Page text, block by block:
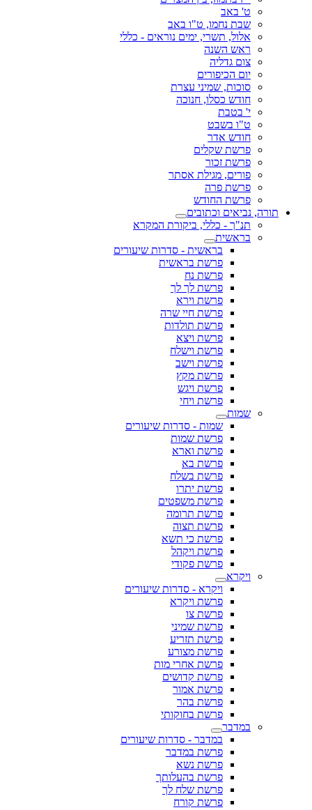
ט' באב
שבת נחמו, ט"ו באב
אלול, תשרי, ימים נוראים - כללי
ראש השנה
צום גדליה
יום הכיפורים
סוכות, שמיני עצרת
חודש כסלו, חנוכה
י' בטבת
ט"ו בשבט
חודש אדר
פרשת שקלים
פרשת זכור
פורים, מגילת אסתר
פרשת פרה
פרשת החודש
תורה, נביאים וכתובים
תנ"ך - כללי, ביקורת המקרא
בראשית
בראשית - סדרות שיעורים
פרשת בראשית
פרשת נח
פרשת לך לך
פרשת וירא
פרשת חיי שרה
פרשת תולדות
פרשת ויצא
פרשת וישלח
פרשת וישב
פרשת מקץ
פרשת ויגש
פרשת ויחי
שמות
שמות - סדרות שיעורים
פרשת שמות
פרשת וארא
פרשת בא
פרשת בשלח
פרשת יתרו
פרשת משפטים
פרשת תרומה
פרשת תצוה
פרשת כי תשא
פרשת ויקהל
פרשת פקודי
ויקרא
ויקרא - סדרות שיעורים
פרשת ויקרא
פרשת צו
פרשת שמיני
פרשת תזריע
פרשת מצורע
פרשת אחרי מות
פרשת קדושים
פרשת אמור
פרשת בהר
פרשת בחוקותי
במדבר
במדבר - סדרות שיעורים
פרשת במדבר
פרשת נשא
פרשת בהעלותך
פרשת שלח לך
פרשת קורח